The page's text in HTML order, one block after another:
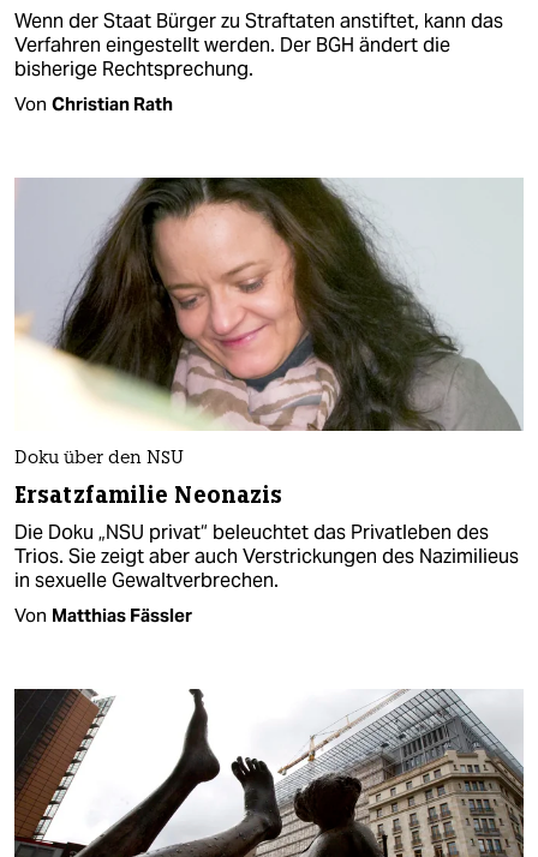
Wenn der Staat Bürger zu Straftaten anstiftet, kann das
Verfahren eingestellt werden. Der BGH ändert die
bisherige Rechtsprechung.
Von Christian Rath
Doku über den NSU
Ersatzfamilie Neonazis
Die Doku „NSU privat“ beleuchtet das Privatleben des
Trios. Sie zeigt aber auch Verstrickungen des Nazimilieus
in sexuelle Gewaltverbrechen.
Von Matthias Fässler